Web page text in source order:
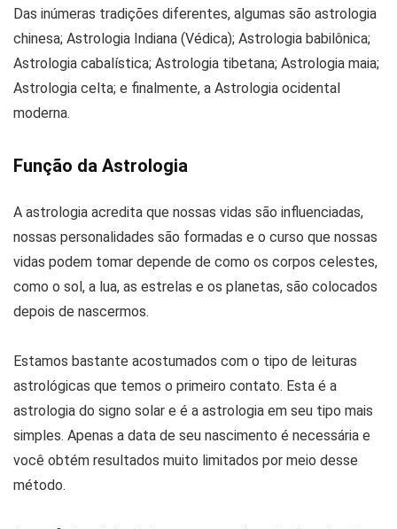
Das inúmeras tradições diferentes, algumas são astrologia
chinesa; Astrologia Indiana (Védica); Astrologia babilônica;
Astrologia cabalística; Astrologia tibetana; Astrologia maia;
Astrologia celta; e finalmente, a Astrologia ocidental
moderna.
Função da Astrologia
A astrologia acredita que nossas vidas são influenciadas,
nossas personalidades são formadas e o curso que nossas
vidas podem tomar depende de como os corpos celestes,
como o sol, a lua, as estrelas e os planetas, são colocados
depois de nascermos.
Estamos bastante acostumados com o tipo de leituras
astrológicas que temos o primeiro contato. Esta é a
astrologia do signo solar e é a astrologia em seu tipo mais
simples. Apenas a data de seu nascimento é necessária e
você obtém resultados muito limitados por meio desse
método.